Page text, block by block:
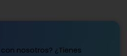
nosotros? ¿Tienes